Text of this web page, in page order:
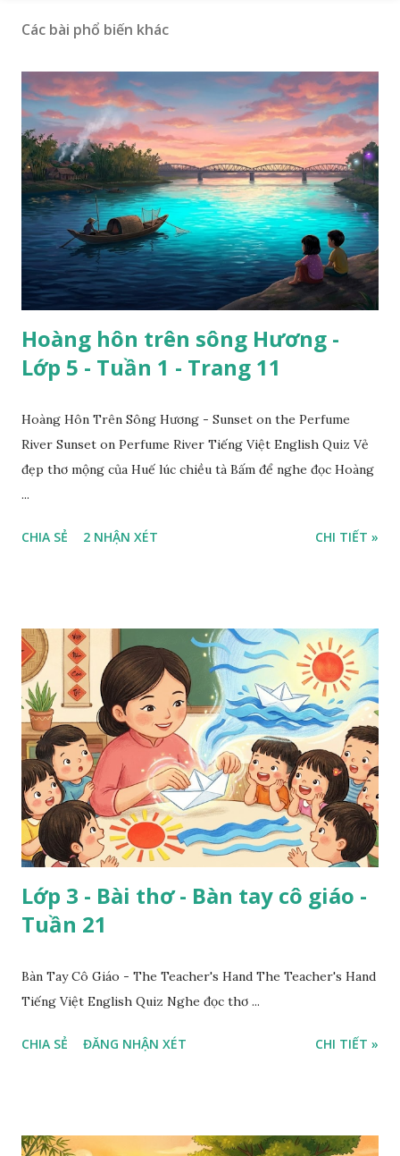
Các bài phổ biến khác
Hoàng hôn trên sông Hương -
Lớp 5 - Tuần 1 - Trang 11
Hoàng Hôn Trên Sông Hương - Sunset on the Perfume
River Sunset on Perfume River Tiếng Việt English Quiz Vẻ
đẹp thơ mộng của Huế lúc chiều tà Bấm để nghe đọc Hoàng
...
CHIA SẺ 2 NHẬN XÉT CHI TIẾT »
Lớp 3 - Bài thơ - Bàn tay cô giáo -
Tuần 21
Bàn Tay Cô Giáo - The Teacher's Hand The Teacher's Hand
Tiếng Việt English Quiz Nghe đọc thơ ...
CHIA SẺ ĐĂNG NHẬN XÉT CHI TIẾT »